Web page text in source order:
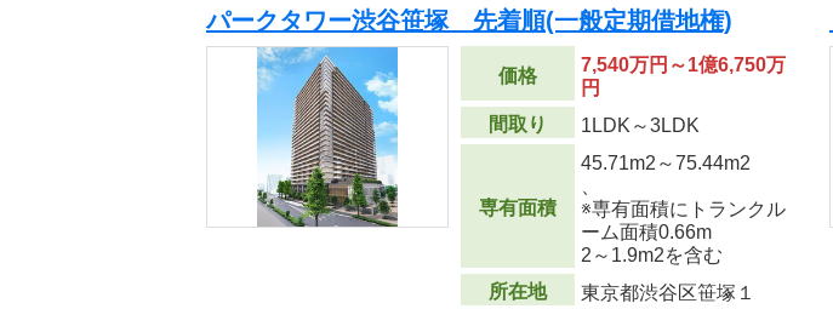
パークタワー渋谷笹塚 先着順(一般定期借地権)
価格
7,540万円～1億6,750万
円
間取り
1LDK～3LDK
専有面積
45.71m2 ～75.44m2
※専有面積にトランクル
ーム面積0.66m
2 ～1.9m2を含む
所在地
東京都渋谷区笹塚１